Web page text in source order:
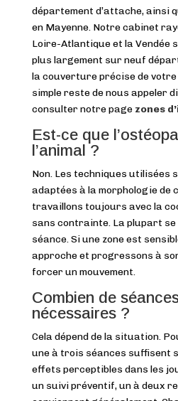
département d’attache, ainsi
en Mayenne. Notre cabinet
Loire-Atlantique et la Vendée
plus largement sur neuf
la couverture précise de votre
simple reste de nous appeler
consulter notre page zones
Est-ce que
l’animal ?
Non. Les techniques utilisées
adaptées à la morphologie de
travaillons toujours avec la
sans contrainte. La plupart se
séance. Si une zone est
approche et progressons à
forcer un mouvement.
Combien de
nécessaires ?
Cela dépend de la situation.
une à trois séances suffisent
effets perceptibles dans les
un suivi préventif, un à deux